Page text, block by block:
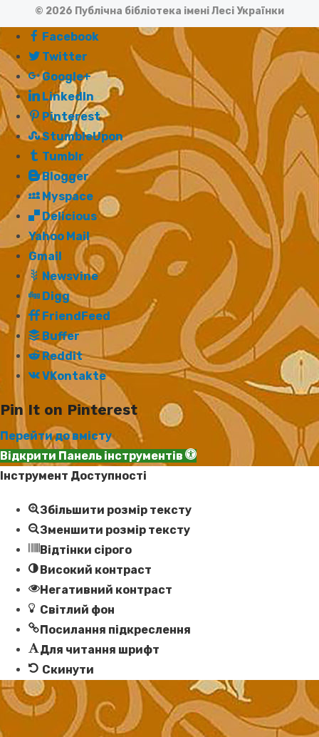
© 2026 Публічна бібліотека імені Лесі Українки
Facebook
Twitter
Google+
LinkedIn
Pinterest
StumbleUpon
Tumblr
Blogger
Myspace
Delicious
Yahoo Mail
Gmail
Newsvine
Digg
FriendFeed
Buffer
Reddit
VKontakte
Pin It on Pinterest
Перейти до вмісту
Відкрити Панель інструментів
Інструмент Доступності
Збільшити розмір тексту
Зменшити розмір тексту
Відтінки сірого
Високий контраст
Негативний контраст
Світлий фон
Посилання підкреслення
Для читання шрифт
Скинути